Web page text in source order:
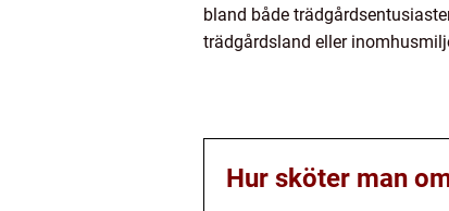
bland både
trädgårdsland eller
Hur sköter man